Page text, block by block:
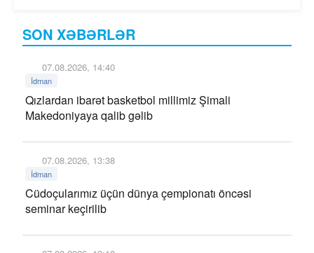
SON XƏBƏRLƏR
07.08.2026, 14:40
İdman
Qızlardan ibarət basketbol millimiz Şimali
Makedoniyaya qalib gəlib
07.08.2026, 13:38
İdman
Cüdoçularımız üçün dünya çempionatı öncəsi
seminar keçirilib